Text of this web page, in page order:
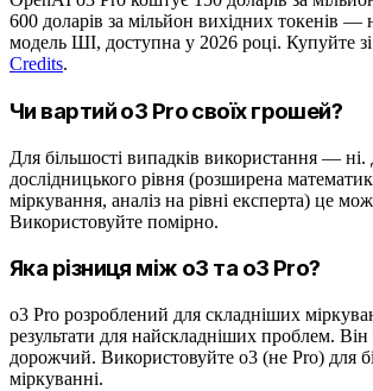
600 доларів за мільйон вихідних токенів —
модель ШІ, доступна у 2026 році. Купуйте
Credits.
Чи вартий o3 Pro своїх грошей?
Для більшості випадків використання — ні.
дослідницького рівня (розширена
міркування, аналіз на рівні експерта) це
Використовуйте помірно.
Яка різниця між o3 та o3 Pro?
o3 Pro розроблений для складніших
результати для найскладніших проблем. Він
дорожчий. Використовуйте o3 (не Pro) для
міркуванні.